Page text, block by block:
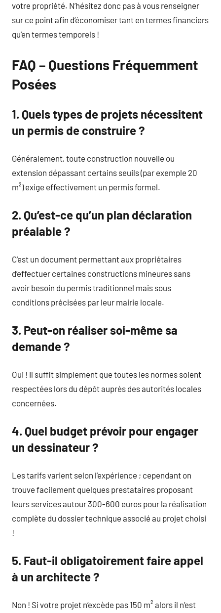
votre propriété. N’hésitez donc pas à vous renseigner
sur ce point afin d’économiser tant en termes financiers
qu’en termes temporels !
FAQ – Questions Fréquemment
Posées
1. Quels types de projets nécessitent
un permis de construire ?
Généralement, toute construction nouvelle ou
extension dépassant certains seuils (par exemple 20
m²) exige effectivement un permis formel.
2. Qu’est-ce qu’un plan déclaration
préalable ?
C’est un document permettant aux propriétaires
d’effectuer certaines constructions mineures sans
avoir besoin du permis traditionnel mais sous
conditions précisées par leur mairie locale.
3. Peut-on réaliser soi-même sa
demande ?
Oui ! Il suffit simplement que toutes les normes soient
respectées lors du dépôt auprès des autorités locales
concernées.
4. Quel budget prévoir pour engager
un dessinateur ?
Les tarifs varient selon l’expérience ; cependant on
trouve facilement quelques prestataires proposant
leurs services autour 300-600 euros pour la réalisation
complète du dossier technique associé au projet choisi
!
5. Faut-il obligatoirement faire appel
à un architecte ?
Non ! Si votre projet n’excède pas 150 m² alors il n’est